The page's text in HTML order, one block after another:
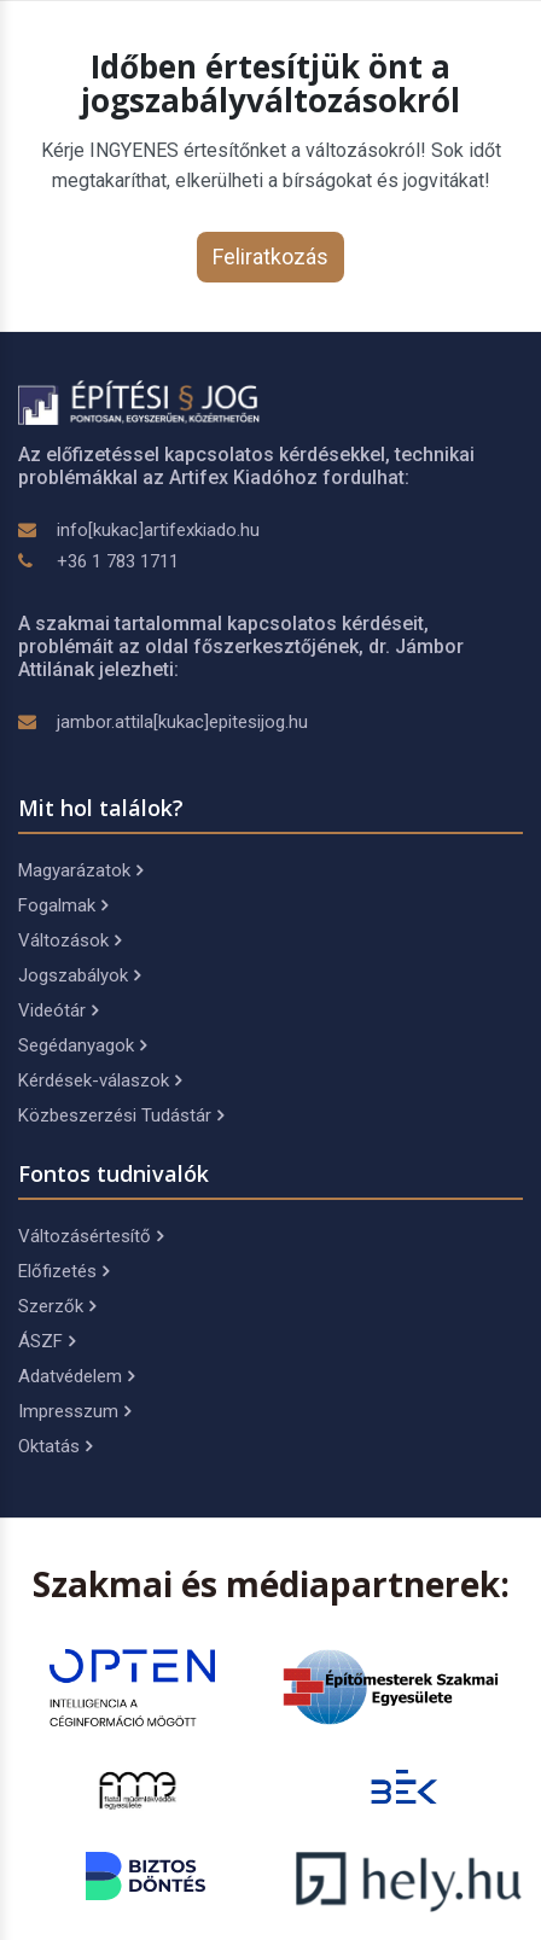
Időben értesítjük önt a
jogszabályváltozásokról
Kérje INGYENES értesítőnket a változásokról! Sok időt
megtakaríthat, elkerülheti a bírságokat és jogvitákat!
Feliratkozás
Az előfizetéssel kapcsolatos kérdésekkel, technikai
problémákkal az Artifex Kiadóhoz fordulhat:
info[kukac]artifexkiado.hu
+36 1 783 1711
A szakmai tartalommal kapcsolatos kérdéseit,
problémáit az oldal főszerkesztőjének, dr. Jámbor
Attilának jelezheti:
jambor.attila[kukac]epitesijog.hu
Mit hol találok?
Magyarázatok
Fogalmak
Változások
Jogszabályok
Videótár
Segédanyagok
Kérdések-válaszok
Közbeszerzési Tudástár
Fontos tudnivalók
Változásértesítő
Előfizetés
Szerzők
ÁSZF
Adatvédelem
Impresszum
Oktatás
Szakmai és médiapartnerek: